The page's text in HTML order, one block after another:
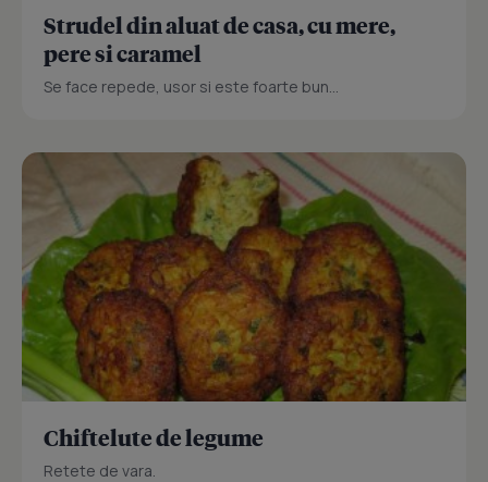
Strudel din aluat de casa, cu mere,
pere si caramel
Se face repede, usor si este foarte bun...
Chiftelute de legume
Retete de vara.